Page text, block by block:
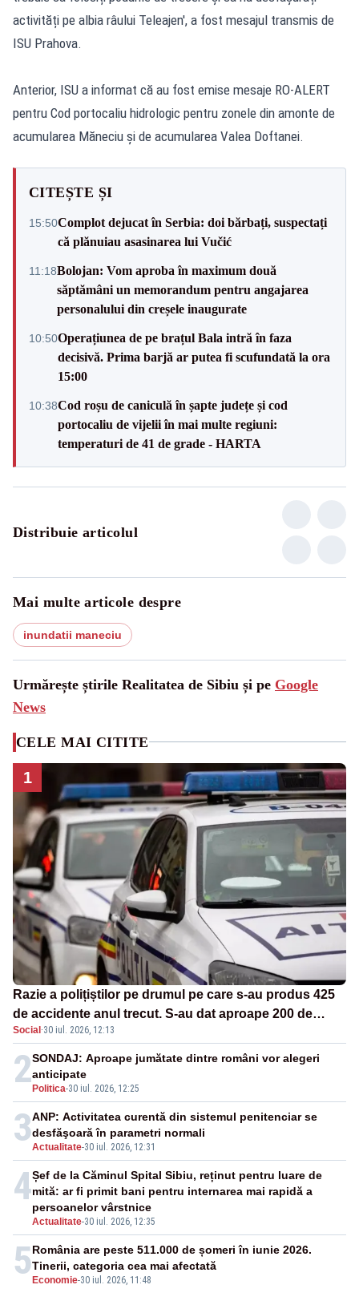
activități pe albia râului Teleajen', a fost mesajul transmis de
ISU Prahova.
Anterior, ISU a informat că au fost emise mesaje RO-ALERT
pentru Cod portocaliu hidrologic pentru zonele din amonte de
acumularea Măneciu și de acumularea Valea Doftanei.
CITEȘTE ȘI
15:50Complot dejucat în Serbia: doi bărbați, suspectați
că plănuiau asasinarea lui Vučić
11:18Bolojan: Vom aproba în maximum două
săptămâni un memorandum pentru angajarea
personalului din creșele inaugurate
10:50Operațiunea de pe brațul Bala intră în faza
decisivă. Prima barjă ar putea fi scufundată la ora
15:00
10:38Cod roșu de caniculă în șapte județe și cod
portocaliu de vijelii în mai multe regiuni:
temperaturi de 41 de grade - HARTA
Distribuie articolul
Mai multe articole despre
inundatii maneciu
Urmărește știrile Realitatea de Sibiu și pe Google
News
CELE MAI CITITE
1
Razie a polițiștilor pe drumul pe care s-au produs 425
de accidente anul trecut. S-au dat aproape 200 de
amenzi
Social ·30 iul. 2026, 12:13
2 Politica-30 iul. 2026, 12:25
SONDAJ: Aproape jumătate dintre români vor alegeri
anticipate
3Actualitate-30 iul. 2026, 12:31
ANP: Activitatea curentă din sistemul penitenciar se
desfăşoară în parametri normali
4
Actualitate-30 iul. 2026, 12:35
Șef de la Căminul Spital Sibiu, reținut pentru luare de
mită: ar fi primit bani pentru internarea mai rapidă a
persoanelor vârstnice
5 Economie-30 iul. 2026, 11:48
România are peste 511.000 de șomeri în iunie 2026.
Tinerii, categoria cea mai afectată